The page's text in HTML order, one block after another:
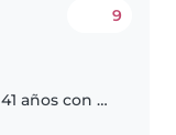
9
años con 8